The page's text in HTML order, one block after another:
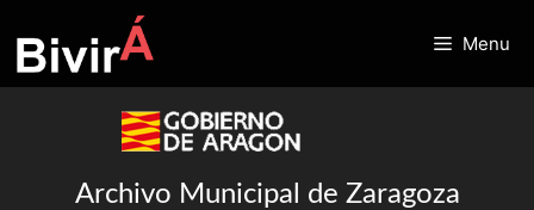
to
content
Menu
Archivo Municipal de Zaragoza